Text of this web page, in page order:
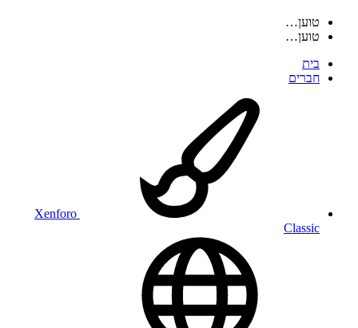
טוען…
טוען…
בית
חברים
Xenforo
Classic